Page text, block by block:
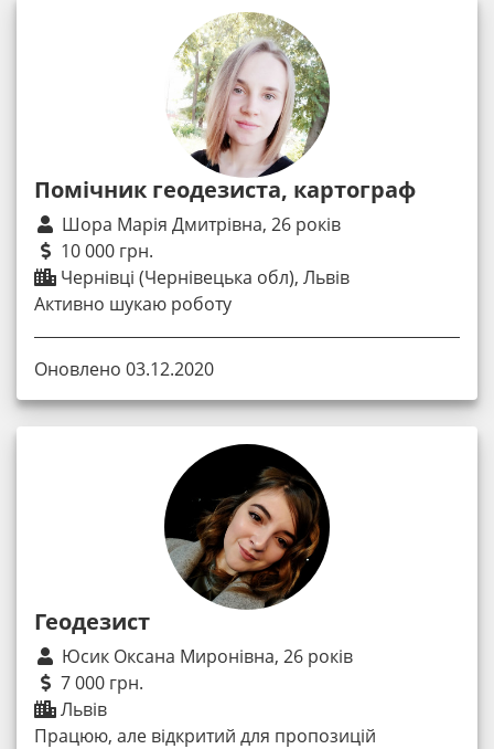
Помічник геодезиста, картограф
Шора Марія Дмитрівна, 26 років
10 000 грн.
Чернівці (Чернівецька обл), Львів
Активно шукаю роботу
Оновлено 03.12.2020
Геодезист
Юсик Оксана Миронівна, 26 років
7 000 грн.
Львів
Працюю, але відкритий для пропозицій